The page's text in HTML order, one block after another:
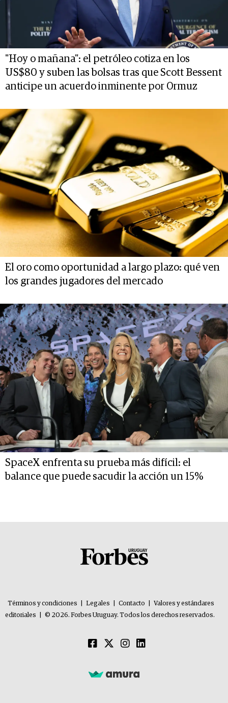
"Hoy o mañana": el petróleo cotiza en los
US$80 y suben las bolsas tras que Scott Bessent
anticipe un acuerdo inminente por Ormuz
El oro como oportunidad a largo plazo: qué ven
los grandes jugadores del mercado
SpaceX enfrenta su prueba más difícil: el
balance que puede sacudir la acción un 15%
Términos y condiciones Legales Contacto
Valores y estándares
editoriales
© 2026. Forbes Uruguay. Todos los derechos reservados.